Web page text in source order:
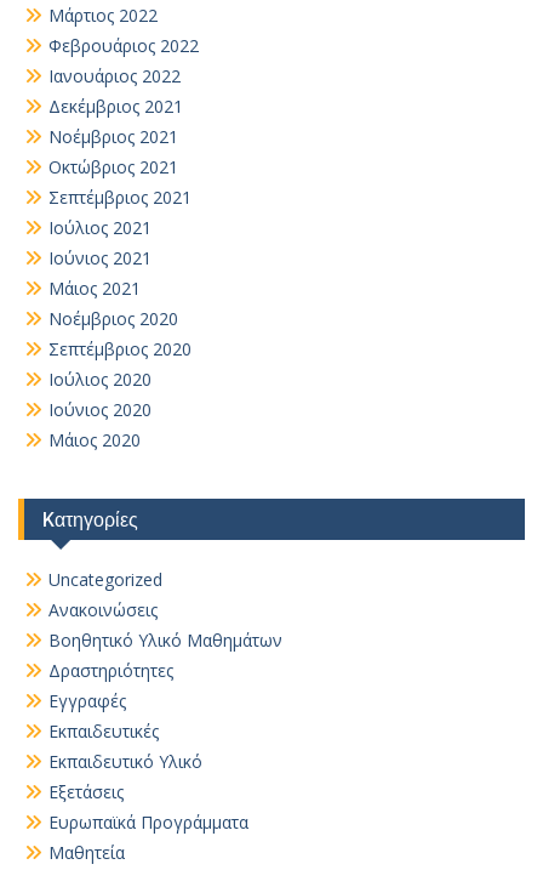
Μάρτιος 2022
Φεβρουάριος 2022
Ιανουάριος 2022
Δεκέμβριος 2021
Νοέμβριος 2021
Οκτώβριος 2021
Σεπτέμβριος 2021
Ιούλιος 2021
Ιούνιος 2021
Μάιος 2021
Νοέμβριος 2020
Σεπτέμβριος 2020
Ιούλιος 2020
Ιούνιος 2020
Μάιος 2020
Kατηγορίες
Uncategorized
Ανακοινώσεις
Βοηθητικό Yλικό Mαθημάτων
Δραστηριότητες
Εγγραφές
Εκπαιδευτικές
Εκπαιδευτικό Υλικό
Εξετάσεις
Ευρωπαϊκά Προγράμματα
Μαθητεία